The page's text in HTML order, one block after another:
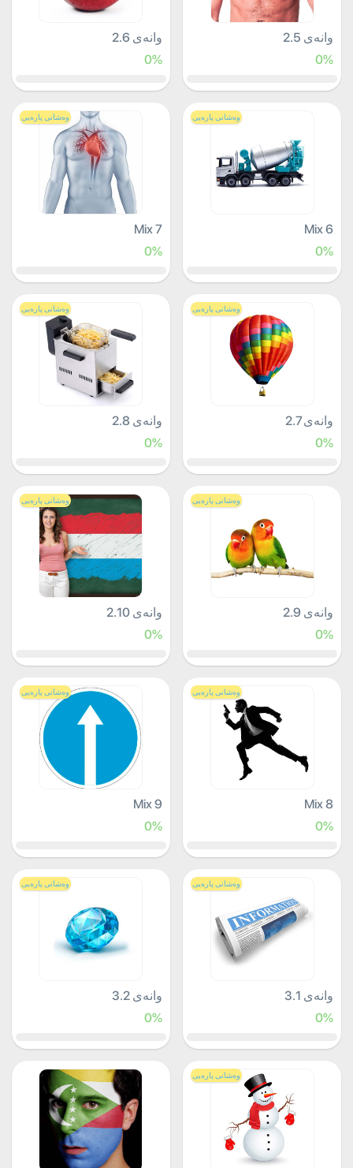
وانەی 2.5
0%
وانەی 2.6
0%
وەشانی پارەیی
Mix 6
0%
وەشانی پارەیی
Mix 7
0%
وەشانی پارەیی
وانەی 2.7
0%
وەشانی پارەیی
وانەی 2.8
0%
وەشانی پارەیی
وانەی 2.9
0%
وەشانی پارەیی
وانەی 2.10
0%
وەشانی پارەیی
Mix 8
0%
وەشانی پارەیی
Mix 9
0%
وەشانی پارەیی
وانەی 3.1
0%
وەشانی پارەیی
وانەی 3.2
0%
وەشانی پارەیی